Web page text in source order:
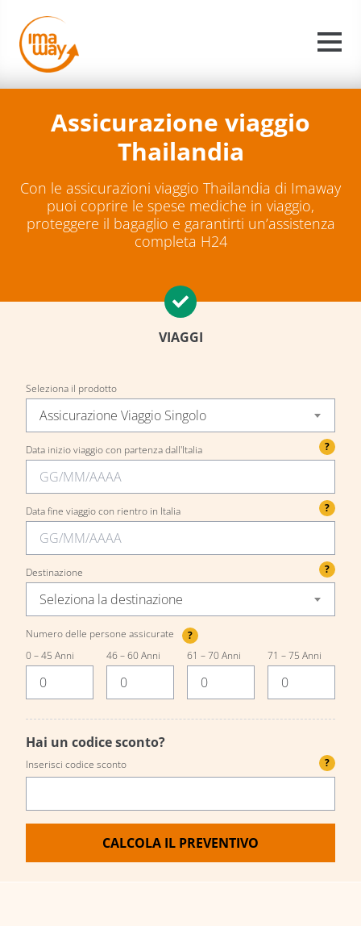
Assicurazione viaggio
Thailandia
Con le assicurazioni viaggio Thailandia di Imaway
puoi coprire le spese mediche in viaggio,
proteggere il bagaglio e garantirti un’assistenza
completa H24
VIAGGI
Seleziona il prodotto
Assicurazione Viaggio Singolo
Data inizio viaggio con partenza dall'Italia ?
Data fine viaggio con rientro in Italia ?
?
Destinazione
Seleziona la destinazione
Numero delle persone assicurate
?
0 – 45 Anni
46 – 60 Anni 61 – 70 Anni 71 – 75 Anni
Hai un codice sconto?
Inserisci codice sconto ?
CALCOLA IL PREVENTIVO